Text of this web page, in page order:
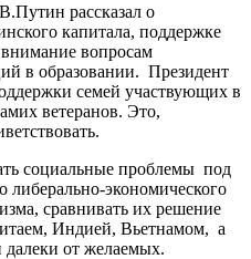
рассказал о
капитала, поддержке
вопросам
в образовании. Президент
семей участвующих в
ветеранов. Это,
социальные проблемы под
либерально-экономического
сравнивать их решение
Индией, Вьетнамом, а
от желаемых.